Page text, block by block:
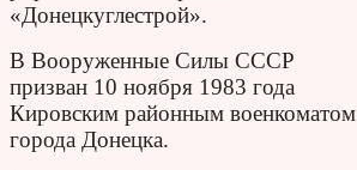
«Донецкуглестрой».
В Вооруженные Силы СССР
призван 10 ноября 1983 года
Кировским районным военкоматом
города Донецка.